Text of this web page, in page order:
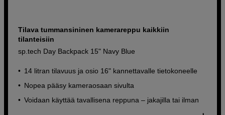
Tilava tummansininen kamerareppu kaikkiin
tilanteisiin
sp.tech Day Backpack 15" Navy Blue
14 litran tilavuus ja osio 16" kannettavalle tietokoneelle
Nopea pääsy kameraosaan sivulta
Voidaan käyttää tavallisena reppuna – jakajilla tai ilman